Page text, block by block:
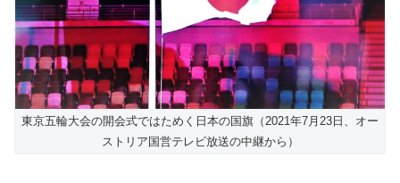
東京五輪大会の開会式ではためく日本の国旗（2021年7月23日、オー
ストリア国営テレビ放送の中継から）